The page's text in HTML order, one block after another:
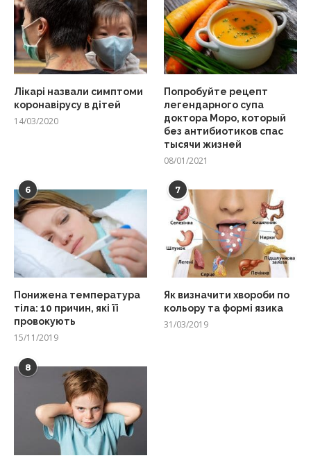
Лікарі назвали симптоми
коронавірусу в дітей
14/03/2020
Попробуйте рецепт
легендарного супа
доктора Моро, который
без антибиотиков спас
тысячи жизней
08/01/2021
6
Понижена температура
тіла: 10 причин, які її
провокують
15/11/2019
7
Як визначити хвороби по
кольору та формі язика
31/03/2019
8